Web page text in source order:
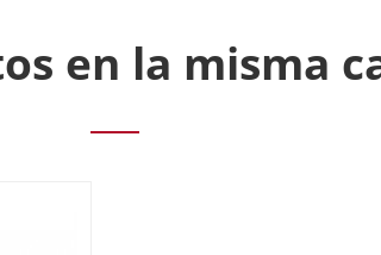
en la misma